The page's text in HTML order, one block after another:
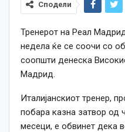
Сподели
Тренерот на Реал
недела ќе се соочи со
соопшти денеска
Мадрид.
Италијанскиот тренер,
побара казна затвор од
месеци, е обвинет дека